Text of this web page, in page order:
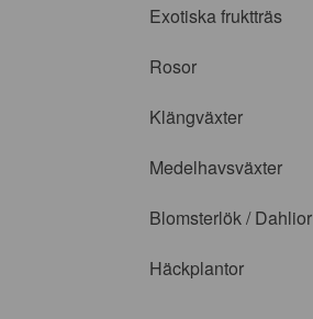
Exotiska fruktträs
Rosor
Klängväxter
Medelhavsväxter
Blomsterlök / Dahlior
Häckplantor